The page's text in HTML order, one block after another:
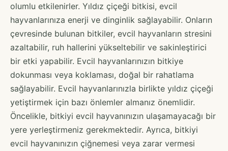
olumlu etkilenirler. Yıldız çiçeği bitkisi, evcil
hayvanlarınıza enerji ve dinginlik sağlayabilir. Onların
çevresinde bulunan bitkiler, evcil hayvanların stresini
azaltabilir, ruh hallerini yükseltebilir ve sakinleştirici
bir etki yapabilir. Evcil hayvanlarınızın bitkiye
dokunması veya koklaması, doğal bir rahatlama
sağlayabilir. Evcil hayvanlarınızla birlikte yıldız çiçeği
yetiştirmek için bazı önlemler almanız önemlidir.
Öncelikle, bitkiyi evcil hayvanınızın ulaşamayacağı bir
yere yerleştirmeniz gerekmektedir. Ayrıca, bitkiyi
evcil hayvanınızın çiğnemesi veya zarar vermesi